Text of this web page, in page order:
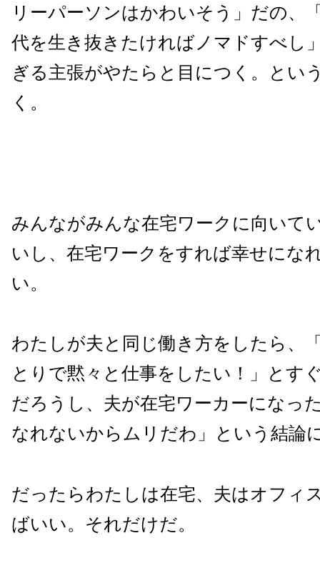
リーパーソンはかわいそう」だの、
代を生き抜きたければノマドすべし
ぎる主張がやたらと目につく。とい
く。
みんながみんな在宅ワークに向いて
いし、在宅ワークをすれば幸せにな
い。
わたしが夫と同じ働き方をしたら、
とりで黙々と仕事をしたい！」とす
だろうし、夫が在宅ワーカーになっ
なれないからムリだわ」という結論
だったらわたしは在宅、夫はオフィ
ばいい。それだけだ。